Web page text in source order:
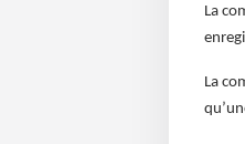
La
La